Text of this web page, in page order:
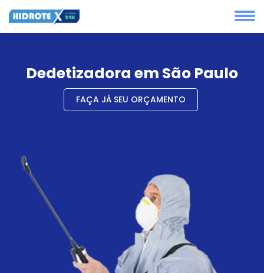
Dedetizadora em São Paulo
FAÇA JÁ SEU ORÇAMENTO